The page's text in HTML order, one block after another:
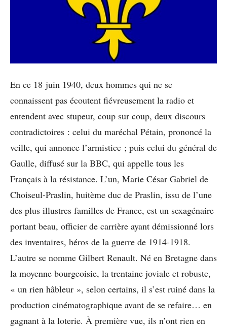
En ce 18 juin 1940, deux hommes qui ne se
connaissent pas écoutent fiévreusement la radio et
entendent avec stupeur, coup sur coup, deux discours
contradictoires : celui du maréchal Pétain, prononcé la
veille, qui annonce l’armistice ; puis celui du général de
Gaulle, diffusé sur la BBC, qui appelle tous les
Français à la résistance. L’un, Marie César Gabriel de
Choiseul-Praslin, huitème duc de Praslin, issu de l’une
des plus illustres familles de France, est un sexagénaire
portant beau, officier de carrière ayant démissionné lors
des inventaires, héros de la guerre de 1914-1918.
L’autre se nomme Gilbert Renault. Né en Bretagne dans
la moyenne bourgeoisie, la trentaine joviale et robuste,
« un rien hâbleur », selon certains, il s’est ruiné dans la
production cinématographique avant de se refaire… en
gagnant à la loterie. À première vue, ils n’ont rien en